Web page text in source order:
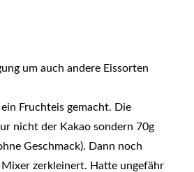
um auch andere Eissorten
Fruchteis gemacht. Die
nicht der Kakao sondern 70g
Geschmack). Dann noch
zerkleinert. Hatte ungefähr